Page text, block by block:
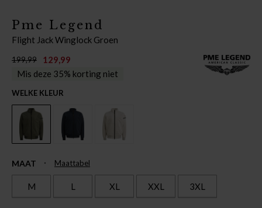
Pme Legend
Flight Jack Winglock Groen
199,99
129,99
Mis deze 35% korting niet
WELKE KLEUR
MAAT Maattabel
M L XL XXL 3XL